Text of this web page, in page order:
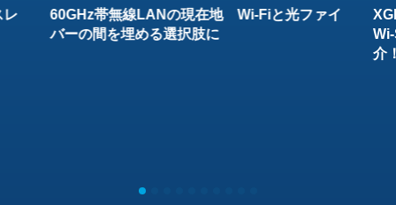
レ
60GHz帯無線LANの現在地 Wi-Fiと光ファイ
バーの間を埋める選択肢に
介